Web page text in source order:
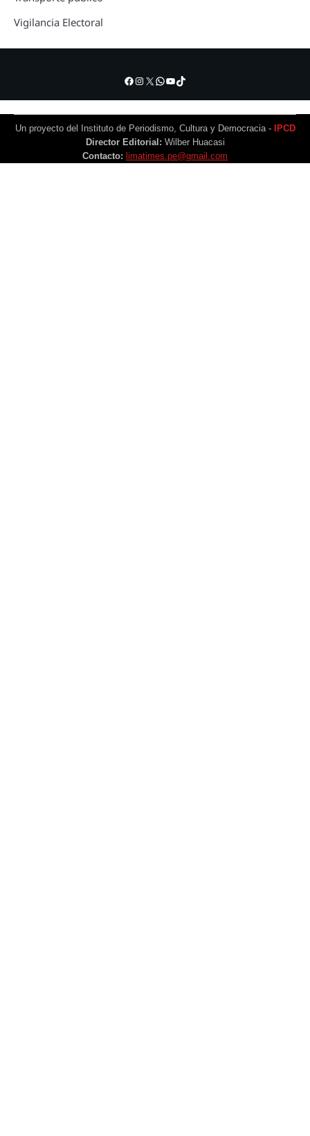
Vigilancia Electoral
Facebook
Instagram
X WhatsApp
YouTube
TikTok
Un proyecto del Instituto de Periodismo, Cultura y Democracia - IPCD
Director Editorial: Wilber Huacasi
Contacto: limatimes.pe@gmail.com